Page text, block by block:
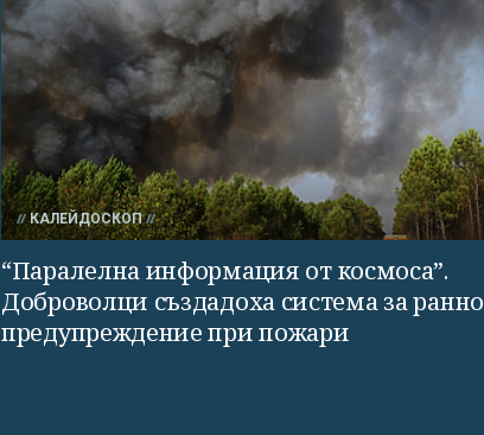
КАЛЕЙДОСКОП
“Паралелна информация от космоса”.
Доброволци създадоха система за ранно
предупреждение при пожари